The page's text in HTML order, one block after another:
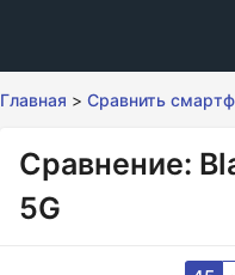
Главная > Сравнить
Сравнение:
5G